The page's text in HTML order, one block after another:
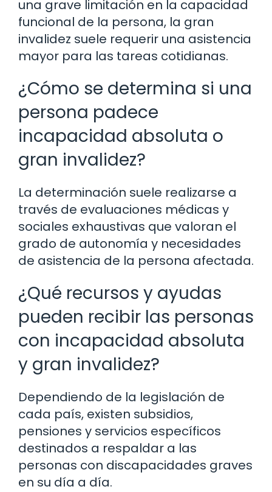
una grave limitación en la capacidad
funcional de la persona, la gran
invalidez suele requerir una asistencia
mayor para las tareas cotidianas.
¿Cómo se determina si una
persona padece
incapacidad absoluta o
gran invalidez?
La determinación suele realizarse a
través de evaluaciones médicas y
sociales exhaustivas que valoran el
grado de autonomía y necesidades
de asistencia de la persona afectada.
¿Qué recursos y ayudas
pueden recibir las personas
con incapacidad absoluta
y gran invalidez?
Dependiendo de la legislación de
cada país, existen subsidios,
pensiones y servicios específicos
destinados a respaldar a las
personas con discapacidades graves
en su día a día.